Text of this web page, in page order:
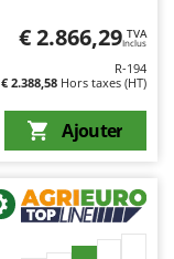
€ 2.866,29 TVA
Inclus
R-194
€ 2.388,58 Hors taxes (HT)
Ajouter